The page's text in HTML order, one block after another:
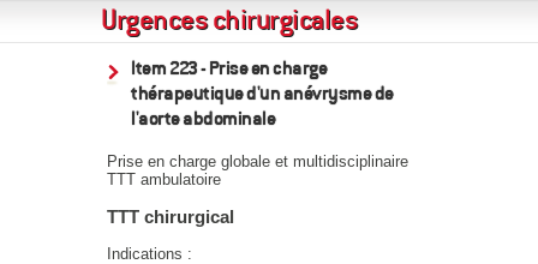
Urgences chirurgicales
Item 223 - Prise en charge
thérapeutique d'un anévrysme de
l'aorte abdominale
Prise en charge globale et multidisciplinaire
TTT ambulatoire
TTT chirurgical
Indications :